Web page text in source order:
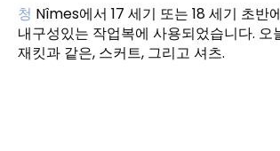
청 Nîmes에서 17 세기 또는 18 세기 초반
내구성있는 작업복에 사용되었습니다.
재킷과 같은, 스커트, 그리고 셔츠.